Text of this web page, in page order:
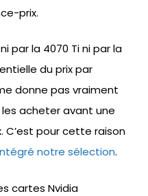
prix.
par la 4070 Ti ni par la
du prix par
donne pas vraiment
acheter avant une
C’est pour cette raison
intégré notre sélection.
cartes Nvidia